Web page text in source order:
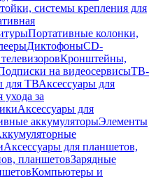
системы крепления для
Портативные колонки,
ДиктофоныCD-
Кронштейны,
на видеосервисыТВ-
для ТВАксессуары для
ухода за
Аксессуары для
аккумуляторыЭлементы
Аксессуары для планшетов,
планшетовЗарядные
Компьютеры и